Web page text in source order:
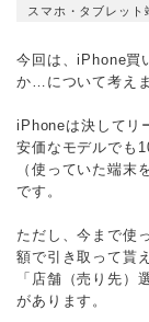
スマホ・タブレット
今回は、iPhone買
か…について考えま
iPhoneは決してリ
安価なモデルでも
（使っていた端末
です。
ただし、今まで使
額で引き取って貰
「店舗（売り先）
があります。